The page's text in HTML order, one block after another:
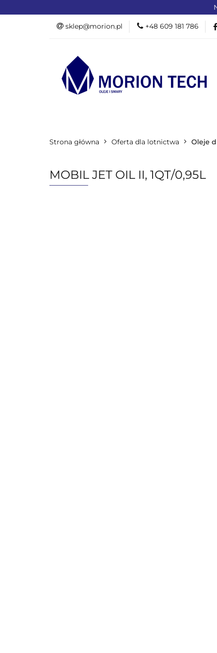
sklep@morion.pl +48 609 181 786
PROMOCJE %
OFERTA DLA
Strona główna Oferta dla lotnictwa Oleje
MOBIL JET OIL II, 1QT/0,95L